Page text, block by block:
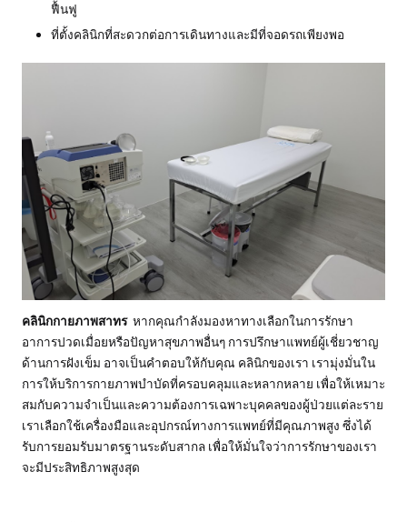
ฟื้นฟู
ที่ตั้งคลินิกที่สะดวกต่อการเดินทางและมีที่จอดรถเพียงพอ
คลินิกกายภาพสาทร หากคุณกำลังมองหาทางเลือกในการรักษา
อาการปวดเมื่อยหรือปัญหาสุขภาพอื่นๆ การปรึกษาแพทย์ผู้เชี่ยวชาญ
ด้านการฝังเข็ม อาจเป็นคำตอบให้กับคุณ คลินิกของเรา เรามุ่งมั่นใน
การให้บริการกายภาพบำบัดที่ครอบคลุมและหลากหลาย เพื่อให้เหมาะ
สมกับความจำเป็นและความต้องการเฉพาะบุคคลของผู้ป่วยแต่ละราย
เราเลือกใช้เครื่องมือและอุปกรณ์ทางการแพทย์ที่มีคุณภาพสูง ซึ่งได้
รับการยอมรับมาตรฐานระดับสากล เพื่อให้มั่นใจว่าการรักษาของเรา
จะมีประสิทธิภาพสูงสุด